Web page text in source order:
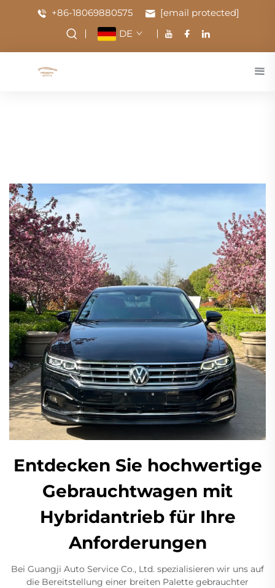
+86-18069880575
[email protected]
DE
Entdecken Sie hochwertige
Gebrauchtwagen mit
Hybridantrieb für Ihre
Anforderungen
Bei Guangji Auto Service Co., Ltd. spezialisieren wir uns auf
die Bereitstellung einer breiten Palette gebrauchter